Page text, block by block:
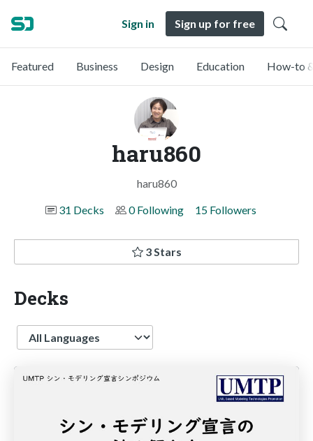
Sign in Sign up for free
Featured Business Design Education How-to
haru860
haru860
31 Decks
0 Following 15 Followers
3 Stars
Decks
Language